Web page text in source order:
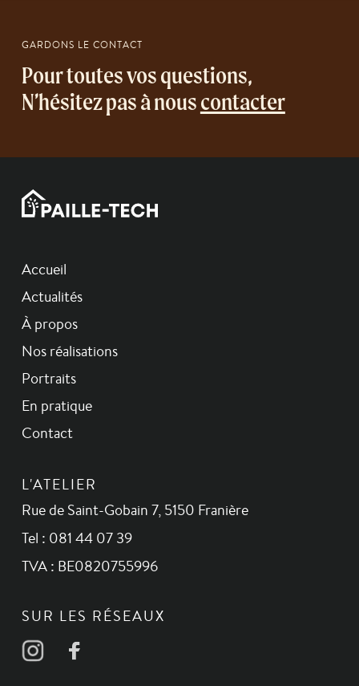
GARDONS LE CONTACT
Pour toutes vos questions,
N’hésitez pas à nouscontacter
Accueil
Actualités
À propos
Nos réalisations
Portraits
En pratique
Contact
L'ATELIER
Rue de Saint-Gobain 7, 5150 Franière
Tel : 081 44 07 39
TVA : BE0820755996
SUR LES RÉSEAUX